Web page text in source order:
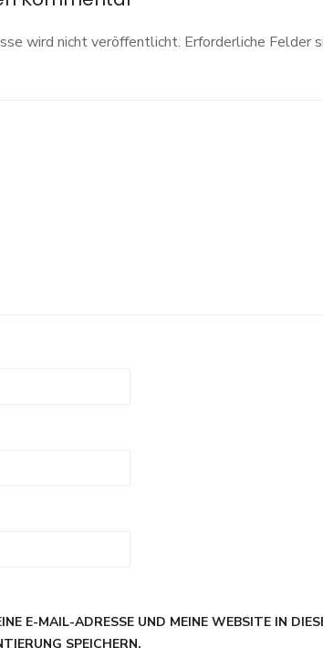
wird nicht veröffentlicht. Erforderliche Felder
E-MAIL-ADRESSE UND MEINE WEBSITE IN
SPEICHERN.